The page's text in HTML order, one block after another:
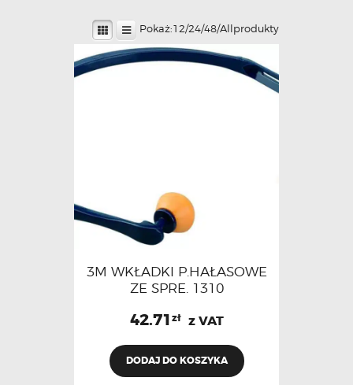
Pokaż:12/24/48/Allprodukty
3M WKŁADKI P.HAŁASOWE
ZE SPRE. 1310
42.71zł z VAT
DODAJ DO KOSZYKA